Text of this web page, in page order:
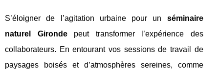
S’éloigner de l’agitation urbaine pour un séminaire
naturel Girondepeut transformer l’expérience des
collaborateurs. En entourant vos sessions de travail de
paysages boisés et d’atmosphères sereines, comme